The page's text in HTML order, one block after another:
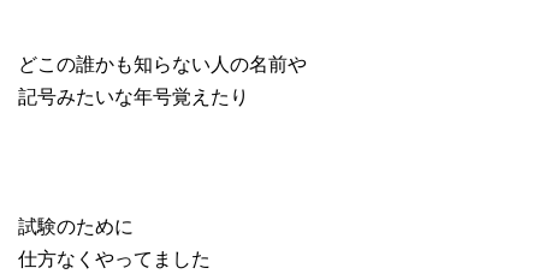
どこの誰かも知らない人の名前や
記号みたいな年号覚えたり
試験のために
仕方なくやってました